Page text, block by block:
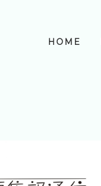
HOME